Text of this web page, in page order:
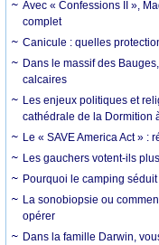
Avec « Confessions II »,
complet
Canicule : quelles
Dans le massif des
calcaires
Les enjeux politiques et
cathédrale de la Dormition
Le « SAVE America Act »
Les gauchers votent-ils
Pourquoi le camping
La sonobiopsie ou
opérer
Dans la famille Darwin,